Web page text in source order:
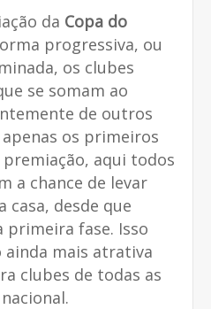
da Copa do
progressiva, ou
os clubes
se somam ao
de outros
os primeiros
aqui todos
a chance de levar
casa, desde que
primeira fase. Isso
mais atrativa
clubes de todas as